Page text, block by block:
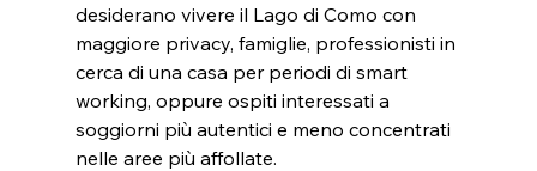
desiderano vivere il Lago di Como con
maggiore privacy, famiglie, professionisti in
cerca di una casa per periodi di smart
working, oppure ospiti interessati a
soggiorni più autentici e meno concentrati
nelle aree più affollate.